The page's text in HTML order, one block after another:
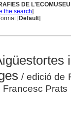
DE
the search]
[Default]
/ edició de
Francesc Prats